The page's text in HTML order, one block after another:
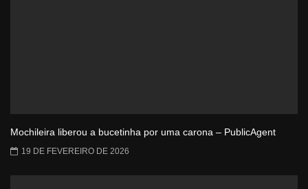
Mochileira liberou a bucetinha por uma carona – PublicAgent
19 DE FEVEREIRO DE 2026